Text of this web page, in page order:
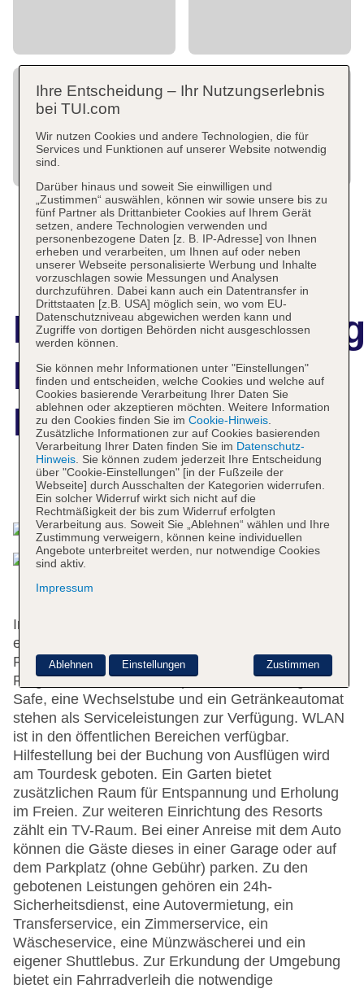
Ranveli Beach
Resort
Das bietet Ihre Unterkunft
In den 28 Zimmern werden die Gäste einen
entspannten Aufenthalt erleben. Das freundliche
Personal an der Rezeption ist gerne bei allen
Fragen behilflich. Eine Gepäckaufbewahrung, ein
Safe, eine Wechselstube und ein Getränkeautomat
stehen als Serviceleistungen zur Verfügung. WLAN
ist in den öffentlichen Bereichen verfügbar.
Hilfestellung bei der Buchung von Ausflügen wird
am Tourdesk geboten. Ein Garten bietet
zusätzlichen Raum für Entspannung und Erholung
im Freien. Zur weiteren Einrichtung des Resorts
zählt ein TV-Raum. Bei einer Anreise mit dem Auto
können die Gäste dieses in einer Garage oder auf
dem Parkplatz (ohne Gebühr) parken. Zu den
gebotenen Leistungen gehören ein 24h-
Sicherheitsdienst, eine Autovermietung, ein
Transferservice, ein Zimmerservice, ein
Wäscheservice, eine Münzwäscherei und ein
eigener Shuttlebus. Zur Erkundung der Umgebung
bietet ein Fahrradverleih die notwendige
Ihre Entscheidung – Ihr Nutzungserlebnis
bei TUI.com
Wir nutzen Cookies und andere Technologien, die für
Services und Funktionen auf unserer Website notwendig
sind.
Darüber hinaus und soweit Sie einwilligen und
„Zustimmen“ auswählen, können wir sowie unsere bis zu
fünf Partner als Drittanbieter Cookies auf Ihrem Gerät
setzen, andere Technologien verwenden und
personenbezogene Daten [z. B. IP-Adresse] von Ihnen
erheben und verarbeiten, um Ihnen auf oder neben
unserer Webseite personalisierte Werbung und Inhalte
vorzuschlagen sowie Messungen und Analysen
durchzuführen. Dabei kann auch ein Datentransfer in
Drittstaaten [z.B. USA] möglich sein, wo vom EU-
Datenschutzniveau abgewichen werden kann und
Zugriffe von dortigen Behörden nicht ausgeschlossen
werden können.
Sie können mehr Informationen unter "Einstellungen"
finden und entscheiden, welche Cookies und welche auf
Cookies basierende Verarbeitung Ihrer Daten Sie
ablehnen oder akzeptieren möchten. Weitere Information
zu den Cookies finden Sie im Cookie-Hinweis.
Zusätzliche Informationen zur auf Cookies basierenden
Verarbeitung Ihrer Daten finden Sie im Datenschutz-
Hinweis. Sie können zudem jederzeit Ihre Entscheidung
über "Cookie-Einstellungen" [in der Fußzeile der
Webseite] durch Ausschalten der Kategorien widerrufen.
Ein solcher Widerruf wirkt sich nicht auf die
Rechtmäßigkeit der bis zum Widerruf erfolgten
Verarbeitung aus. Soweit Sie „Ablehnen“ wählen und Ihre
Zustimmung verweigern, können keine individuellen
Angebote unterbreitet werden, nur notwendige Cookies
sind aktiv.
Impressum
Zustimmen
Ablehnen Einstellungen